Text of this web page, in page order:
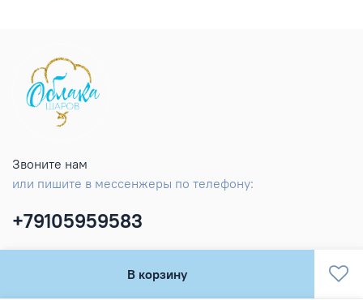
В корзину
Звоните нам
или пишите в мессенжеры по телефону:
+79105959583